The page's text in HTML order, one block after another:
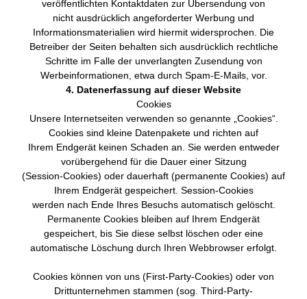
veröffentlichten Kontaktdaten zur Übersendung von
nicht ausdrücklich angeforderter Werbung und
Informationsmaterialien wird hiermit widersprochen. Die
Betreiber der Seiten behalten sich ausdrücklich rechtliche
Schritte im Falle der unverlangten Zusendung von
Werbeinformationen, etwa durch Spam-E-Mails, vor.
4. Datenerfassung auf dieser Website
Cookies
Unsere Internetseiten verwenden so genannte „Cookies“.
Cookies sind kleine Datenpakete und richten auf
Ihrem Endgerät keinen Schaden an. Sie werden entweder
vorübergehend für die Dauer einer Sitzung
(Session-Cookies) oder dauerhaft (permanente Cookies) auf
Ihrem Endgerät gespeichert. Session-Cookies
werden nach Ende Ihres Besuchs automatisch gelöscht.
Permanente Cookies bleiben auf Ihrem Endgerät
gespeichert, bis Sie diese selbst löschen oder eine
automatische Löschung durch Ihren Webbrowser erfolgt.
Cookies können von uns (First-Party-Cookies) oder von
Drittunternehmen stammen (sog. Third-Party-